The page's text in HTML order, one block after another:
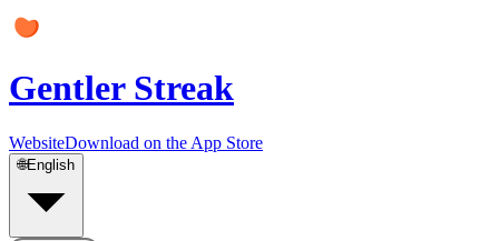
Gentler Streak
WebsiteDownload on the App Store
🌐English